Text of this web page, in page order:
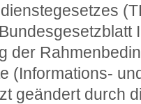
der
(Informations-
geändert durch